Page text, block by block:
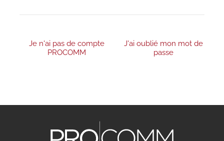
Je n'ai pas de compte
PROCOMM
J'ai oublié mon mot de
passe